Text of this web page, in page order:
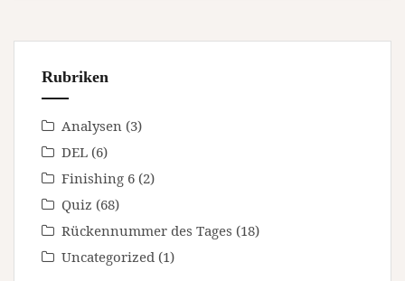
Rubriken
Analysen (3)
DEL (6)
Finishing 6 (2)
Quiz (68)
Rückennummer des Tages (18)
Uncategorized (1)